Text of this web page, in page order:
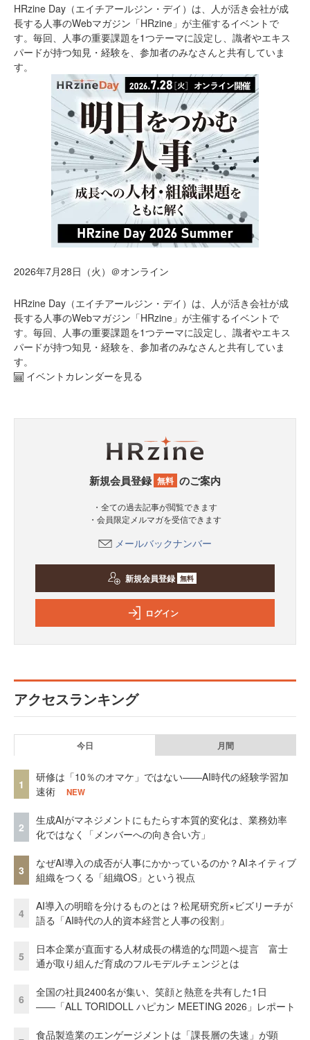
HRzine Day（エイチアールジン・デイ）は、人が活き会社が成
長する人事のWebマガジン「HRzine」が主催するイベントで
す。毎回、人事の重要課題を1つテーマに設定し、識者やエキス
パードが持つ知見・経験を、参加者のみなさんと共有していま
す。
2026年7月28日（火）＠オンライン
HRzine Day（エイチアールジン・デイ）は、人が活き会社が成
長する人事のWebマガジン「HRzine」が主催するイベントで
す。毎回、人事の重要課題を1つテーマに設定し、識者やエキス
パードが持つ知見・経験を、参加者のみなさんと共有していま
す。
イベントカレンダーを見る
新規会員登録 無料 のご案内
・全ての過去記事が閲覧できます
・会員限定メルマガを受信できます
メールバックナンバー
新規会員登録 無料
ログイン
アクセスランキング
今日 月間
1
研修は「10％のオマケ」ではない——AI時代の経験学習加
速術
NEW
2
生成AIがマネジメントにもたらす本質的変化は、業務効率
化ではなく「メンバーへの向き合い方」
3
なぜAI導入の成否が人事にかかっているのか？AIネイティブ
組織をつくる「組織OS」という視点
4
AI導入の明暗を分けるものとは？松尾研究所×ビズリーチが
語る「AI時代の人的資本経営と人事の役割」
5
日本企業が直面する人材成長の構造的な問題へ提言 富士
通が取り組んだ育成のフルモデルチェンジとは
6
全国の社員2400名が集い、笑顔と熱意を共有した1日
――「ALL TORIDOLL ハピカン MEETING 2026」レポート
食品製造業のエンゲージメントは「課長層の失速」が顕